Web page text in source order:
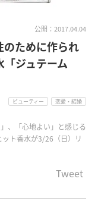
公開：2017.04.04
のために作られ
ジュテーム
ビューティー 恋愛・結婚
、「心地よい」と感じる
ト香水が3/26（日）リ
Tweet